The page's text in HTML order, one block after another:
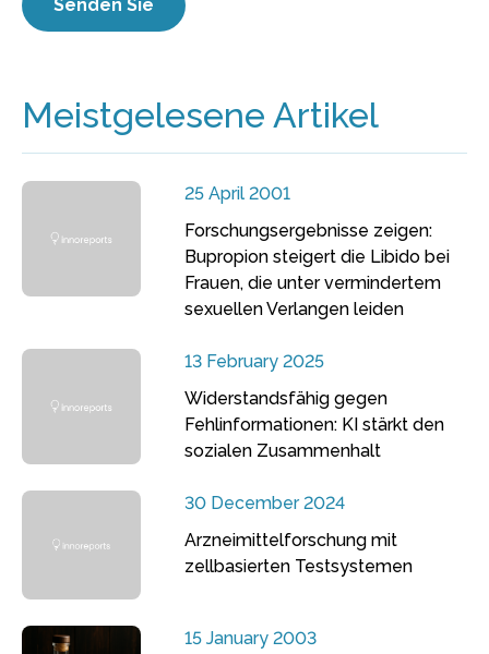
Meistgelesene Artikel
25 April 2001
Forschungsergebnisse zeigen:
Bupropion steigert die Libido bei
Frauen, die unter vermindertem
sexuellen Verlangen leiden
13 February 2025
Widerstandsfähig gegen
Fehlinformationen: KI stärkt den
sozialen Zusammenhalt
30 December 2024
Arzneimittelforschung mit
zellbasierten Testsystemen
15 January 2003